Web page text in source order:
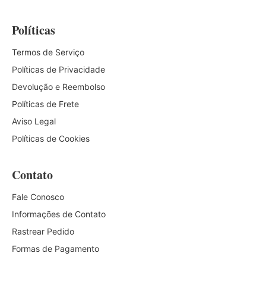
Políticas
Termos de Serviço
Políticas de Privacidade
Devolução e Reembolso
Políticas de Frete
Aviso Legal
Políticas de Cookies
Contato
Fale Conosco
Informações de Contato
Rastrear Pedido
Formas de Pagamento